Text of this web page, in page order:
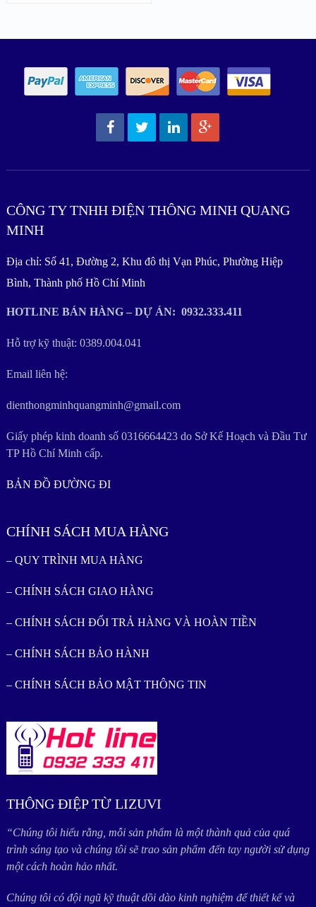
CÔNG TY TNHH ĐIỆN THÔNG MINH QUANG
MINH
Địa chỉ: Số 41, Đường 2, Khu đô thị Vạn Phúc, Phường Hiệp
Bình, Thành phố Hồ Chí Minh
HOTLINE BÁN HÀNG – DỰ ÁN: 0932.333.411
Hỗ trợ kỹ thuật: 0389.004.041
Email liên hệ:
dienthongminhquangminh@gmail.com
Giấy phép kinh doanh số 0316664423 do Sở Kế Hoạch và Đầu Tư
TP Hồ Chí Minh cấp.
BẢN ĐỒ ĐƯỜNG ĐI
CHÍNH SÁCH MUA HÀNG
– QUY TRÌNH MUA HÀNG
– CHÍNH SÁCH GIAO HÀNG
– CHÍNH SÁCH ĐỔI TRẢ HÀNG VÀ HOÀN TIỀN
– CHÍNH SÁCH BẢO HÀNH
– CHÍNH SÁCH BẢO MẬT THÔNG TIN
THÔNG ĐIỆP TỪ LIZUVI
“Chúng tôi hiểu rằng, mỗi sản phẩm là một thành quả của quá
trình sáng tạo và chúng tôi sẽ trao sản phẩm đến tay người sử dụng
một cách hoàn hảo nhất.
Chúng tôi có đội ngũ kỹ thuật dồi dào kinh nghiệm để thiết kế và